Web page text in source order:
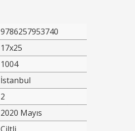
9786257953740
17x25
1004
İstanbul
2
2020 Mayıs